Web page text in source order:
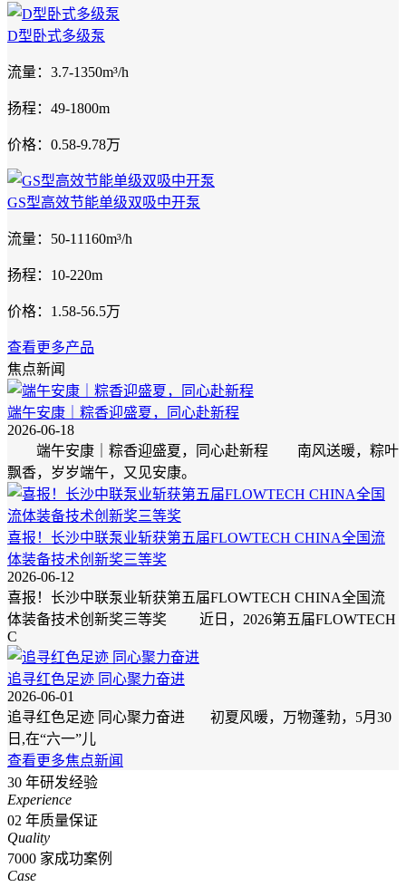
D型卧式多级泵
流量：3.7-1350m³/h
扬程：49-1800m
价格：0.58-9.78万
GS型高效节能单级双吸中开泵
流量：50-11160m³/h
扬程：10-220m
价格：1.58-56.5万
查看更多产品
焦点新闻
端午安康｜粽香迎盛夏，同心赴新程
2026-06-18
端午安康｜粽香迎盛夏，同心赴新程 南风送暖，粽叶
飘香，岁岁端午，又见安康。
喜报！长沙中联泵业斩获第五届FLOWTECH CHINA全国流
体装备技术创新奖三等奖
2026-06-12
喜报！长沙中联泵业斩获第五届FLOWTECH CHINA全国流
体装备技术创新奖三等奖 近日，2026第五届FLOWTECH
C
追寻红色足迹 同心聚力奋进
2026-06-01
追寻红色足迹 同心聚力奋进 初夏风暖，万物蓬勃，5月30
日,在“六一”儿
查看更多焦点新闻
30 年研发经验
Experience
02 年质量保证
Quality
7000 家成功案例
Case